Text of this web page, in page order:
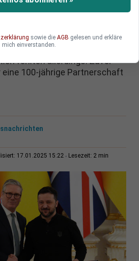
Keir Starmer ist
und
begrüßte die Vertiefung
beider Länder.
fehlten allerdings. Zuvor
100-jährige Partnerschaft
17.01.2025 15:22 Lesezeit: 2 min
sowie die AGB gelesen und erkläre
mich einverstanden.